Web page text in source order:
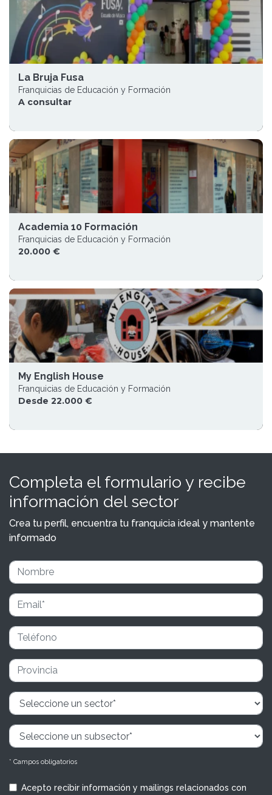
La Bruja Fusa
Franquicias de Educación y Formación
A consultar
Academia 10 Formación
Franquicias de Educación y Formación
20.000 €
My English House
Franquicias de Educación y Formación
Desde 22.000 €
Completa el formulario y recibe
información del sector
Crea tu perfil, encuentra tu franquicia ideal y mantente
informado
* Campos obligatorios
Acepto recibir información y mailings relacionados con